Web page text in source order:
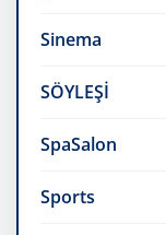
Sinema
SÖYLEŞİ
SpaSalon
Sports